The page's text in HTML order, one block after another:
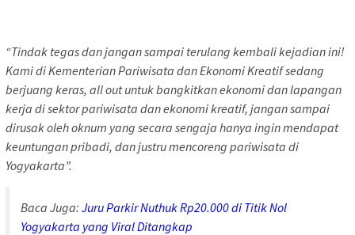
“Tindak tegas dan jangan sampai terulang kembali kejadian ini!
Kami di Kementerian Pariwisata dan Ekonomi Kreatif sedang
berjuang keras, all out untuk bangkitkan ekonomi dan lapangan
kerja di sektor pariwisata dan ekonomi kreatif, jangan sampai
dirusak oleh oknum yang secara sengaja hanya ingin mendapat
keuntungan pribadi, dan justru mencoreng pariwisata di
Yogyakarta”.
Baca Juga: Juru Parkir Nuthuk Rp20.000 di Titik Nol
Yogyakarta yang Viral Ditangkap